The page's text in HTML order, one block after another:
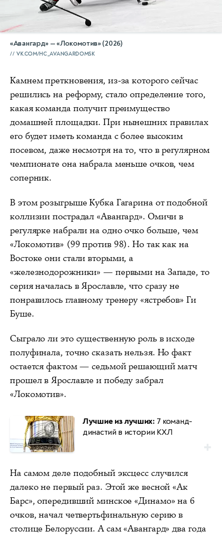
«Авангард» — «Локомотив» (2026)
VK.COM/HC_AVANGARDOMSK
Камнем преткновения, из-за которого сейчас
решились на реформу, стало определение того,
какая команда получит преимущество
домашней площадки. При нынешних правилах
его будет иметь команда с более высоким
посевом, даже несмотря на то, что в регулярном
чемпионате она набрала меньше очков, чем
соперник.
В этом розыгрыше Кубка Гагарина от подобной
коллизии пострадал «Авангард». Омичи в
регулярке набрали на одно очко больше, чем
«Локомотив» (99 против 98). Но так как на
Востоке они стали вторыми, а
«железнодорожники» — первыми на Западе, то
серия началась в Ярославле, что сразу не
понравилось главному тренеру «ястребов» Ги
Буше.
Сыграло ли это существенную роль в исходе
полуфинала, точно сказать нельзя. Но факт
остается фактом — седьмой решающий матч
прошел в Ярославле и победу забрал
«Локомотив».
Лучшие из лучших:7 команд-
династий в истории КХЛ
На самом деле подобный эксцесс случился
далеко не первый раз. Этой же весной «Ак
Барс», опередивший минское «Динамо» на 6
очков, начал четвертьфинальную серию в
столице Белоруссии. А сам «Авангард» два года